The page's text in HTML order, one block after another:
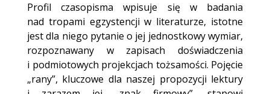
Profil czasopisma wpisuje się w badania
nad tropami egzystencji w literaturze, istotne
jest dla niego pytanie o jej jednostkowy wymiar,
rozpoznawany w zapisach doświadczenia
i podmiotowych projekcjach tożsamości. Pojęcie
„rany”, kluczowe dla naszej propozycji lektury